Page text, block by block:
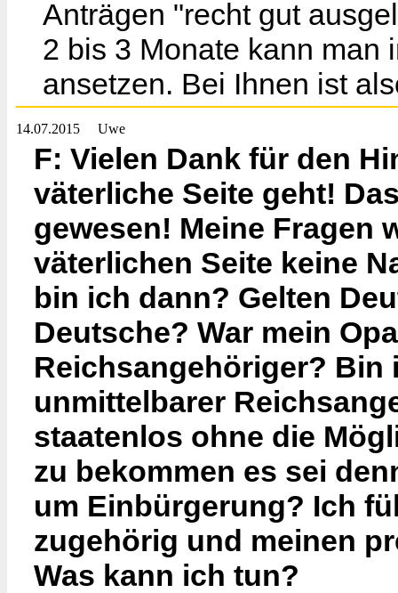
Anträgen "recht gut
2 bis 3 Monate kann man
ansetzen. Bei Ihnen ist
14.07.2015 Uwe
F: Vielen Dank für den
väterliche Seite geht!
gewesen! Meine Fragen
väterlichen Seite keine
bin ich dann? Gelten
Deutsche? War mein
Reichsangehöriger? Bin
unmittelbarer
staatenlos ohne die
zu bekommen es sei
um Einbürgerung? Ich
zugehörig und meinen
Was kann ich tun?